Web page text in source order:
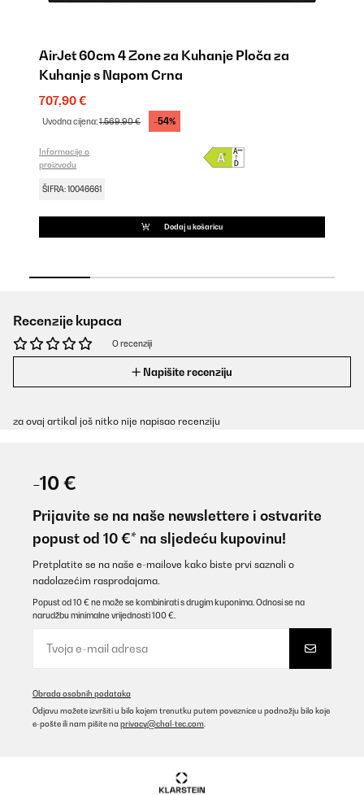
AirJet 60cm 4 Zone za Kuhanje Ploča za
Kuhanje s Napom Crna
707,90 €
Uvodna cijena:1.569,90 € -54%
Informacije o
proizvodu
ŠIFRA: 10046661
Dodaj u košaricu
Recenzije kupaca
O recenziji
Napišite recenziju
za ovaj artikal još nitko nije napisao recenziju
-10 €
Prijavite se na naše newslettere i ostvarite
popust od 10 €* na sljedeću kupovinu!
Pretplatite se na naše e-mailove kako biste prvi saznali o
nadolazećim rasprodajama.
Popust od 10 € ne može se kombinirati s drugim kuponima. Odnosi se na
narudžbu minimalne vrijednosti 100 €.
Obrada osobnih podataka
Odjavu možete izvršiti u bilo kojem trenutku putem poveznice u podnožju bilo koje
e-pošte ili nam pišite na privacy@chal-tec.com